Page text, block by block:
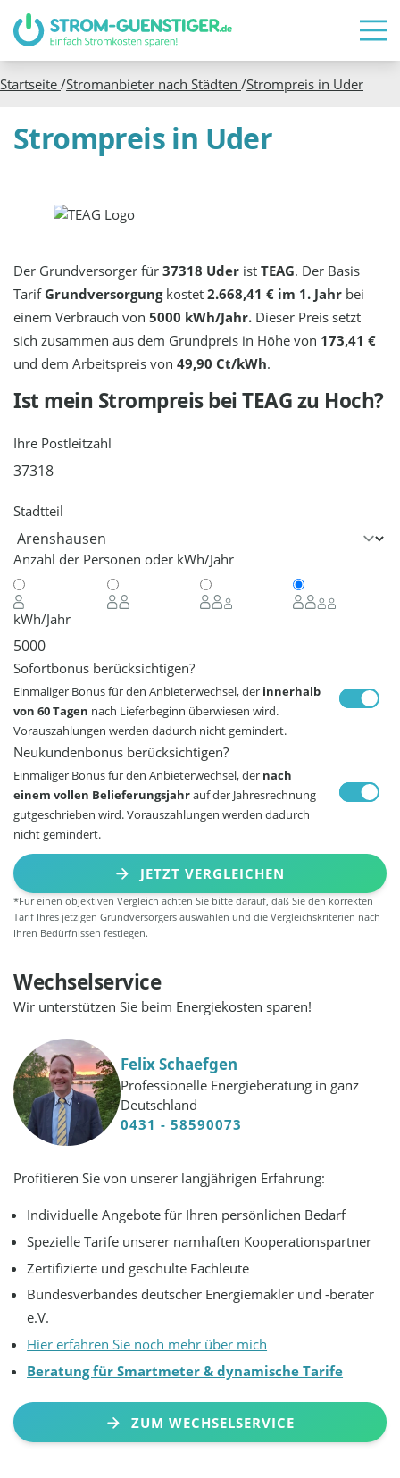
Startseite /Stromanbieter nach Städten /Strompreis in Uder
Strompreis in Uder
Der Grundversorger für37318 Uder istTEAG. Der Basis
Tarif Grundversorgungkostet2.668,41 € im 1. Jahr bei
einem Verbrauch von5000 kWh/Jahr. Dieser Preis setzt
sich zusammen aus dem Grundpreis in Höhe von 173,41 €
und dem Arbeitspreis von49,90 Ct/kWh.
Ist mein Strompreis beiTEAGzu Hoch?
Ihre Postleitzahl
Stadtteil
Anzahl der Personen oder kWh/Jahr
kWh/Jahr
Sofortbonus berücksichtigen?
Einmaliger Bonus für den Anbieterwechsel, der innerhalb
von 60 Tagen nach Lieferbeginn überwiesen wird.
Vorauszahlungen werden dadurch nicht gemindert.
Neukundenbonus berücksichtigen?
Einmaliger Bonus für den Anbieterwechsel, der nach
einem vollen Belieferungsjahrauf der Jahresrechnung
gutgeschrieben wird. Vorauszahlungen werden dadurch
nicht gemindert.
JETZT VERGLEICHEN
*Für einen objektiven Vergleich achten Sie bitte darauf, daß Sie den korrekten
Tarif Ihres jetzigen Grundversorgers auswählen und die Vergleichskriterien nach
Ihren Bedürfnissen festlegen.
Wechselservice
Wir unterstützen Sie beim Energiekosten sparen!
Felix Schaefgen
Professionelle Energieberatung in ganz
Deutschland
0431 - 58590073
Profitieren Sie von unserer langjährigen Erfahrung:
Individuelle Angebote für Ihren persönlichen Bedarf
Spezielle Tarife unserer namhaften Kooperationspartner
Zertifizierte und geschulte Fachleute
Bundesverbandes deutscher Energiemakler und -berater
e.V.
Hier erfahren Sie noch mehr über mich
Beratung für Smartmeter & dynamische Tarife
ZUM WECHSELSERVICE